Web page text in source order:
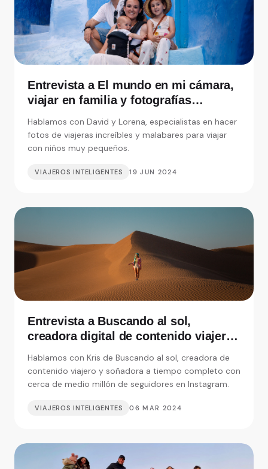
Entrevista a El mundo en mi cámara,
viajar en familia y fotografías
Hablamos con David y Lorena, especialistas en hacer
fotos de viajeras increíbles y malabares para viajar
con niños muy pequeños.
VIAJEROS INTELIGENTES 19 JUN 2024
Entrevista a Buscando al sol,
creadora digital de contenido viajero
y soñadora a tiempo completo
Hablamos con Kris de Buscando al sol, creadora de
contenido viajero y soñadora a tiempo completo con
cerca de medio millón de seguidores en Instagram.
VIAJEROS INTELIGENTES 06 MAR 2024